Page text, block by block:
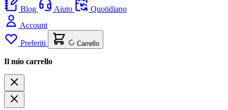
Blog
Aiuto
Quotidiano
Account
Preferiti Carrello
Il mio carrello